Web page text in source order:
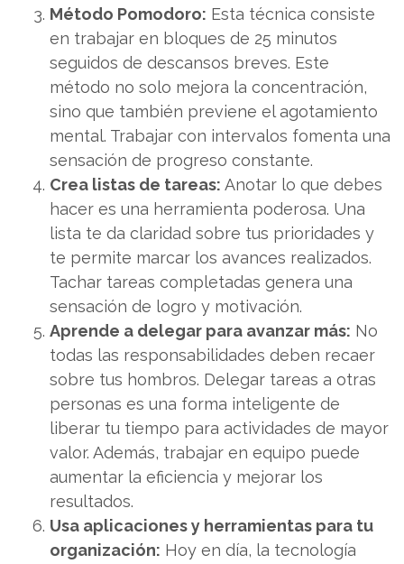
Método Pomodoro: Esta técnica consiste
en trabajar en bloques de 25 minutos
seguidos de descansos breves. Este
método no solo mejora la concentración,
sino que también previene el agotamiento
mental. Trabajar con intervalos fomenta una
sensación de progreso constante.
Crea listas de tareas: Anotar lo que debes
hacer es una herramienta poderosa. Una
lista te da claridad sobre tus prioridades y
te permite marcar los avances realizados.
Tachar tareas completadas genera una
sensación de logro y motivación.
Aprende a delegar para avanzar más: No
todas las responsabilidades deben recaer
sobre tus hombros. Delegar tareas a otras
personas es una forma inteligente de
liberar tu tiempo para actividades de mayor
valor. Además, trabajar en equipo puede
aumentar la eficiencia y mejorar los
resultados.
Usa aplicaciones y herramientas para tu
organización: Hoy en día, la tecnología